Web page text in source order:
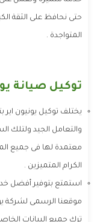
حتى نحافظ على الثقة
المتواجدة .
توكيل صيانة
يختلف توكيل يونيون اير
والتعامل الجيد ولتلك
معتمدة لها فى جميع
الكرام المتميزين .
استمتع بتوفير أفضل
موقعنا الرسمى لشركة